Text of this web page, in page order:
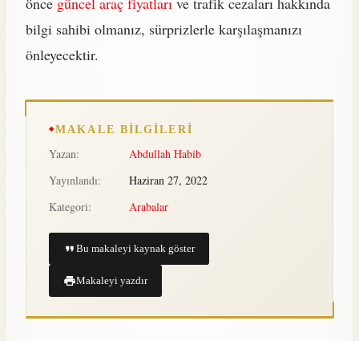
bilgi sahibi olmanız, sürprizlerle karşılaşmanızı
önleyecektir.
MAKALE BILGILERI
Yazan:
Abdullah Habib
Yayınlandı:
Haziran 27, 2022
Kategori:
Arabalar
Bu makaleyi kaynak göster
Makaleyi yazdır